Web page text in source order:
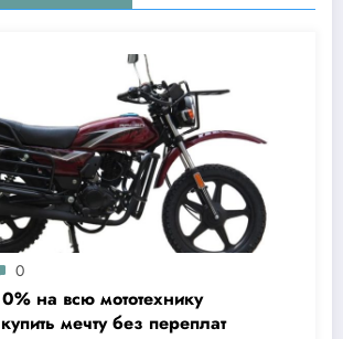
0
на всю мототехнику
мечту без переплат